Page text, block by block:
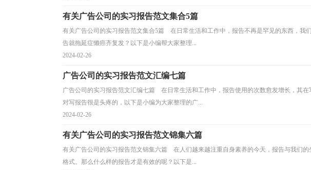
有关广告公司的实习报告范文集合5篇
有关广告公司的实习报告范文集合5篇 在日常生活和工作中，报告不再是罕见的东西，我
告就拖延症懒癌齐复发？以下是小编帮大家整理...
2024-02-26
广告公司的实习报告范文汇编七篇
广告公司的实习报告范文汇编七篇 在日常生活和工作中，报告使用的次数愈发增长，其
对写报告很是头疼的，以下是小编为大家整理的广...
2024-02-26
有关广告公司的实习报告范文锦集六篇
有关广告公司的实习报告范文锦集六篇 在人们越来越注重自身素养的今天，报告与我们
格式。那么什么样的报告才是有效的呢？以下是...